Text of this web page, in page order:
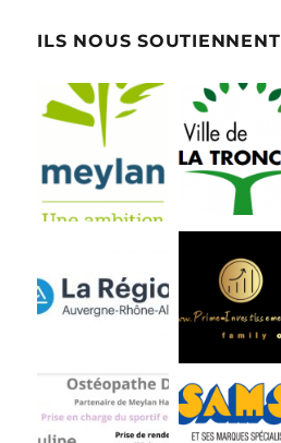
ILS NOUS SOUTIENNENT